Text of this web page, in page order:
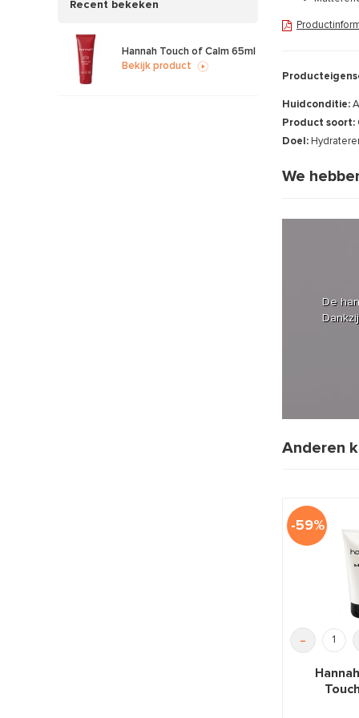
Recent bekeken
Hannah Touch of Calm 65ml
Bekijk product
Huidconditie:
Product soort:
Doel:
We
De
Anderen
-59%
-